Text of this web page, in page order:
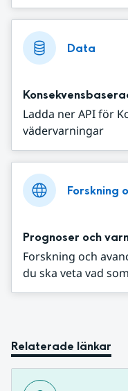
Data
Ladda ner API för
vädervarningar
Forskning
Prognoser och
Forskning och
du ska veta vad
Relaterade länkar